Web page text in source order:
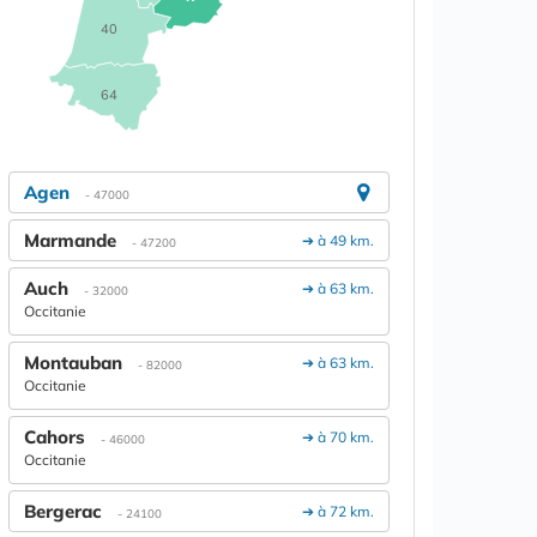
40
64
Agen - 47000
➔ à 49 km.
Marmande - 47200
➔ à 63 km.
Auch - 32000
Occitanie
➔ à 63 km.
Montauban - 82000
Occitanie
➔ à 70 km.
Cahors - 46000
Occitanie
➔ à 72 km.
Bergerac - 24100